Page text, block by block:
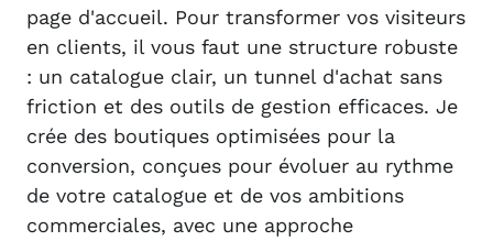
page d'accueil. Pour transformer vos visiteurs
en clients, il vous faut une structure robuste
: un catalogue clair, un tunnel d'achat sans
friction et des outils de gestion efficaces. Je
crée des boutiques optimisées pour la
conversion, conçues pour évoluer au rythme
de votre catalogue et de vos ambitions
commerciales, avec une approche